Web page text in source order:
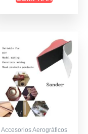
Accesorios Aerográficos